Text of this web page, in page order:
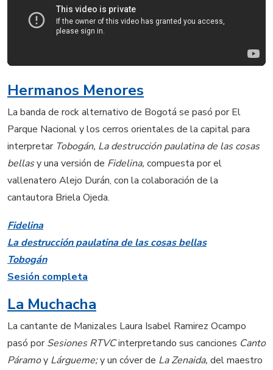
Hermanos Menores
La banda de rock alternativo de Bogotá se pasó por El
Parque Nacional y los cerros orientales de la capital para
interpretar Tobogán, La destrucción paulatina de las cosas
bellasy una versión de Fidelina, compuesta por el
vallenatero Alejo Durán, con la colaboración de la
cantautora Briela Ojeda.
Fidelina
La destrucción paulatina de las cosas bellas
Tobogán
Sesión completa
La Muchacha
La cantante de Manizales Laura Isabel Ramirez Ocampo
pasó porSesiones RTVCinterpretando sus canciones Canto
Páramoy Lárgueme;y un cóver de La Zenaida, del maestro